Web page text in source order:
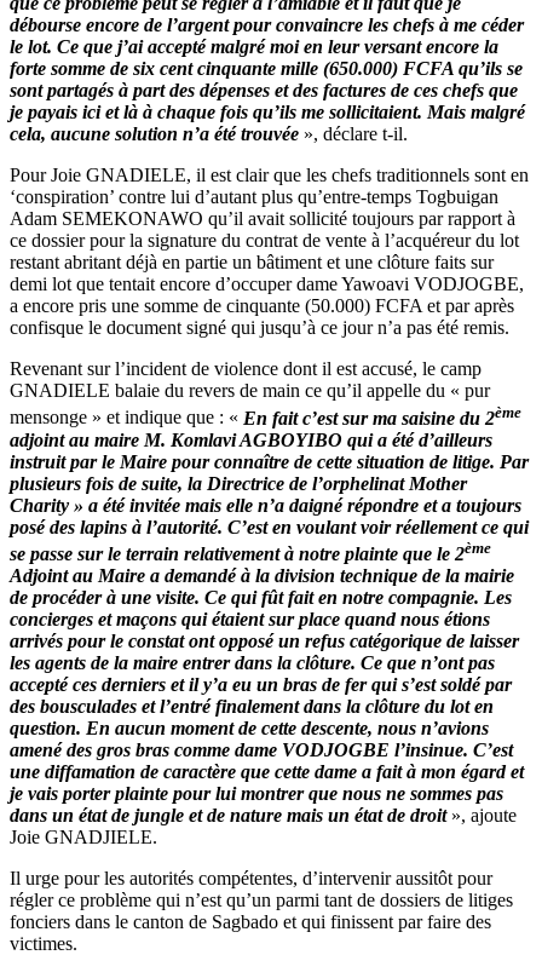
débourse encore de l’argent pour convaincre les chefs à me céder
le lot. Ce que j’ai accepté malgré moi en leur versant encore la
forte somme de six cent cinquante mille (650.000) FCFA qu’ils se
sont partagés à part des dépenses et des factures de ces chefs que
je payais ici et là à chaque fois qu’ils me sollicitaient. Mais malgré
cela, aucune solution n’a été trouvée », déclare t-il.
Pour Joie GNADIELE, il est clair que les chefs traditionnels sont en
‘conspiration’ contre lui d’autant plus qu’entre-temps Togbuigan
Adam SEMEKONAWO qu’il avait sollicité toujours par rapport à
ce dossier pour la signature du contrat de vente à l’acquéreur du lot
restant abritant déjà en partie un bâtiment et une clôture faits sur
demi lot que tentait encore d’occuper dame Yawoavi VODJOGBE,
a encore pris une somme de cinquante (50.000) FCFA et par après
confisque le document signé qui jusqu’à ce jour n’a pas été remis.
Revenant sur l’incident de violence dont il est accusé, le camp
GNADIELE balaie du revers de main ce qu’il appelle du « pur
mensonge » et indique que : « En fait c’est sur ma saisine du 2ème
adjoint au maire M. Komlavi AGBOYIBO qui a été d’ailleurs
instruit par le Maire pour connaître de cette situation de litige. Par
plusieurs fois de suite, la Directrice de l’orphelinat Mother
Charity » a été invitée mais elle n’a daigné répondre et a toujours
posé des lapins à l’autorité. C’est en voulant voir réellement ce qui
se passe sur le terrain relativement à notre plainte que le 2ème
Adjoint au Maire a demandé à la division technique de la mairie
de procéder à une visite. Ce qui fût fait en notre compagnie. Les
concierges et maçons qui étaient sur place quand nous étions
arrivés pour le constat ont opposé un refus catégorique de laisser
les agents de la maire entrer dans la clôture. Ce que n’ont pas
accepté ces derniers et il y’a eu un bras de fer qui s’est soldé par
des bousculades et l’entré finalement dans la clôture du lot en
question. En aucun moment de cette descente, nous n’avions
amené des gros bras comme dame VODJOGBE l’insinue. C’est
une diffamation de caractère que cette dame a fait à mon égard et
je vais porter plainte pour lui montrer que nous ne sommes pas
dans un état de jungle et de nature mais un état de droit», ajoute
Joie GNADJIELE.
Il urge pour les autorités compétentes, d’intervenir aussitôt pour
régler ce problème qui n’est qu’un parmi tant de dossiers de litiges
fonciers dans le canton de Sagbado et qui finissent par faire des
victimes.